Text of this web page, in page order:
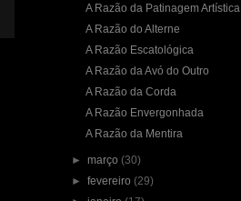
A Razão da Patinagem Artística
A Razão do Alterne
A Razão Escatológica
A Razão da Avó do Outro
A Razão da Corda
A Razão Envergonhada
A Razão da Mentira
►março (30)
►fevereiro (29)